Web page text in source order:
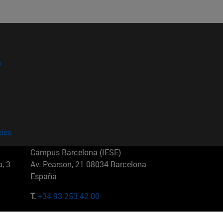
3
Campus Barcelona (IESE)
Av. Pearson, 21 08034 Barcelona
España
T.+34 93 253 42 00